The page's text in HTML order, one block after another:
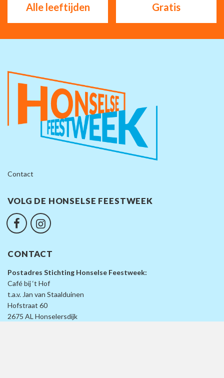
Alle leeftijden Gratis
Contact
VOLG DE HONSELSE FEESTWEEK
CONTACT
Postadres Stichting Honselse Feestweek:
Café bij ‘t Hof
t.a.v. Jan van Staalduinen
Hofstraat 60
2675 AL Honselersdijk